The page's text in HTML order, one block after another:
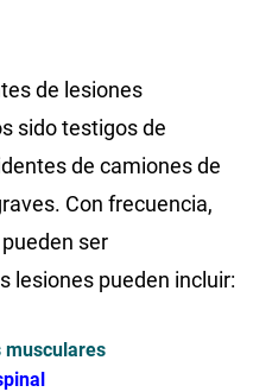
de lesiones
sido testigos de
de camiones de
Con frecuencia,
ser
lesiones pueden incluir:
musculares